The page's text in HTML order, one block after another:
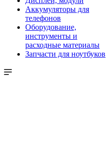
Аккумуляторы для
телефонов
Оборудование,
инструменты и
расходные материалы
Запчасти для ноутбуков